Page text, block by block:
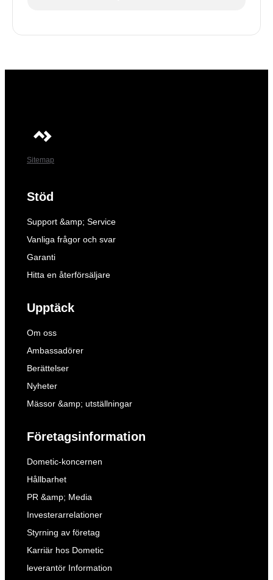
Sitemap
Stöd
Support &amp; Service
Vanliga frågor och svar
Garanti
Hitta en återförsäljare
Upptäck
Om oss
Ambassadörer
Berättelser
Nyheter
Mässor &amp; utställningar
Företagsinformation
Dometic-koncernen
Hållbarhet
PR &amp; Media
Investerarrelationer
Styrning av företag
Karriär hos Dometic
leverantör Information